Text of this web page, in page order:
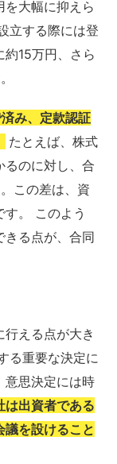
大幅に抑えら
立する際には登
15万円、さら
み、定款認証
たとえば、株式
るのに対し、合
この差は、資
。 このよう
きる点が、合同
える点が大き
る重要な決定に
意思決定には時
は出資者である
を設けること